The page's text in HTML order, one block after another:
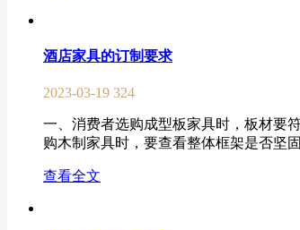
酒店家具的订制要求
2023-03-19 324
一、消费者选购成型板家具时，板材要
购木制家具时，要查看整体框架是否坚
查看全文